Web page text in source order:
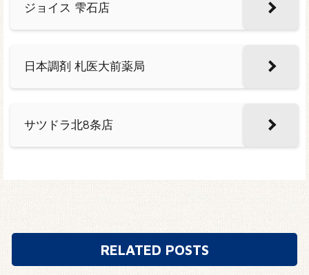
ジョイス 雫石店
日本調剤 札医大前薬局
サツドラ北8条店
RELATED POSTS